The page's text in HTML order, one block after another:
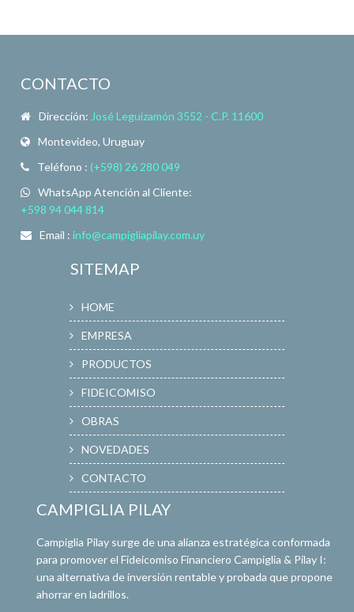
CONTACTO
Dirección: José Leguizamón 3552 - C.P. 11600
Montevideo, Uruguay
Teléfono : (+598) 26 280 049
WhatsApp Atención al Cliente:
+598 94 044 814
Email :info@campigliapilay.com.uy
SITEMAP
HOME
EMPRESA
PRODUCTOS
FIDEICOMISO
OBRAS
NOVEDADES
CONTACTO
CAMPIGLIA PILAY
Campiglia Pilay surge de una alianza estratégica conformada
para promover el Fideicomiso Financiero Campiglia & Pilay I:
una alternativa de inversión rentable y probada que propone
ahorrar en ladrillos.